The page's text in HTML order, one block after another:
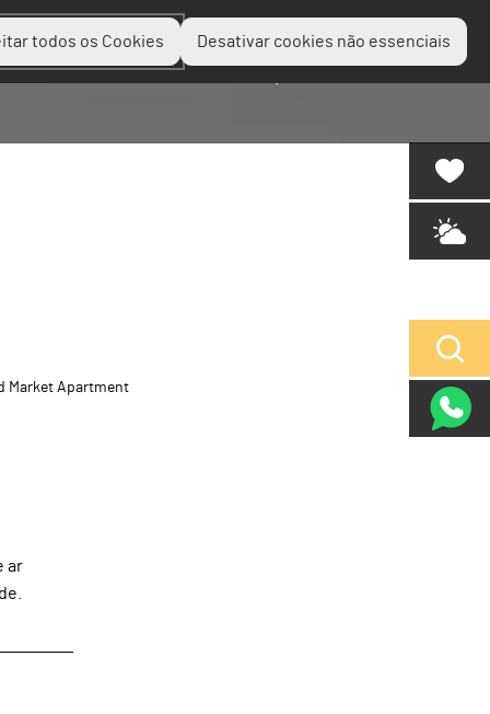
todos os Cookies Desativar cookies não essenciais
Planear Descobrir
Market Apartment
ar